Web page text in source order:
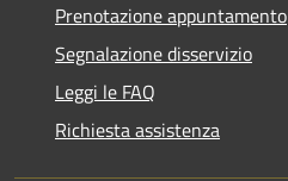
Prenotazione appuntamento
Segnalazione disservizio
Leggi le FAQ
Richiesta assistenza